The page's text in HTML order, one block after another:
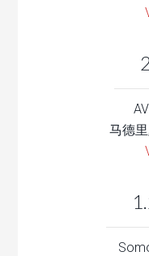
马德里